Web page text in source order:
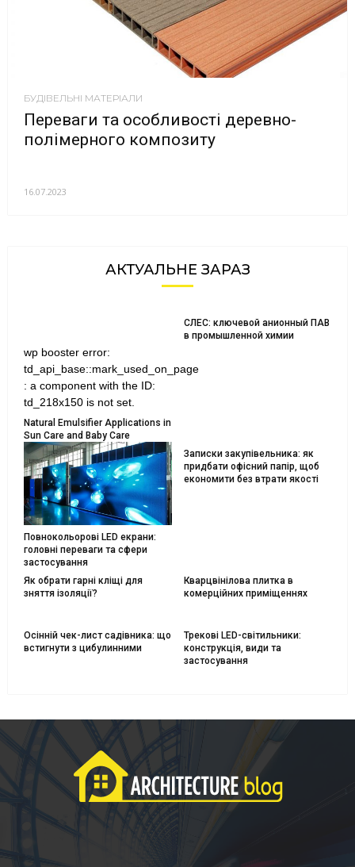
БУДІВЕЛЬНІ МАТЕРІАЛИ
Переваги та особливості деревно-
полімерного композиту
16.07.2023
АКТУАЛЬНЕ ЗАРАЗ
wp booster error:
td_api_base::mark_used_on_page
: a component with the ID:
td_218x150 is not set.
Natural Emulsifier Applications in
Sun Care and Baby Care
СЛЕС: ключевой анионный ПАВ
в промышленной химии
Повнокольорові LED екрани:
головні переваги та сфери
застосування
Записки закупівельника: як
придбати офісний папір, щоб
економити без втрати якості
Як обрати гарні кліщі для
зняття ізоляції?
Кварцвінілова плитка в
комерційних приміщеннях
Осінній чек-лист садівника: що
встигнути з цибулинними
Трекові LED-світильники:
конструкція, види та
застосування